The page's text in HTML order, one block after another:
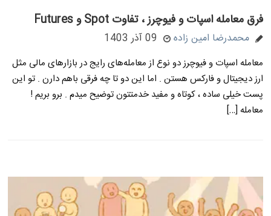
فرق معامله اسپات و فیوچرز ، تفاوت Spot و Futures
محمدرضا امین زاده 09 آذر 1403
معامله اسپات و فیوچرز دو نوع از معامله‌های رایج در بازارهای مالی مثل
ارز دیجیتال و فارکس هستن . اما این دو تا چه فرقی باهم دارن . تو این
پست خیلی ساده ، کوتاه و مفید خدمتتون توضیح میدم . برو بریم !
معامله […]